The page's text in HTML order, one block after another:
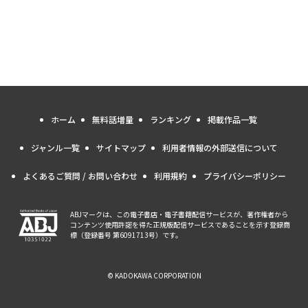
ホーム 無料話増量 ランキング 掲載作品一覧
ジャンル一覧 サイトマップ 利用者情報の外部送信について
よくあるご質問 / お問い合わせ 利用規約 プライバシーポリシー
ABJマークは、この電子書店・電子書籍配信サービスが、著作権者から
コンテンツ使用許諾を得た正規版配信サービスであることを示す登録商
標（登録番号 第6091713号）です。
© KADOKAWA CORPORATION